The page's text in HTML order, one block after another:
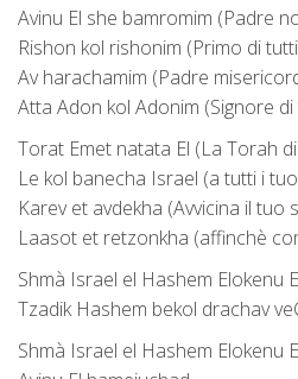
Avinu El she bamromim (Padre
Rishon kol rishonim (Primo di
Av harachamim (Padre
Atta Adon kol Adonim (Signore
Torat Emet natata El (La Torah
Le kol banecha Israel (a tutti i
Karev et avdekha (Avvicina il tuo
Laasot et retzonkha (affinchè
Shmà Israel el Hashem Elokenu
Tzadik Hashem bekol drachav
Shmà Israel el Hashem Elokenu